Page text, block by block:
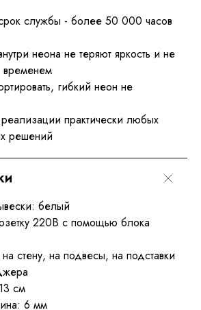
службы - более 50 000 часов
неона не теряют яркость и не
временем
гибкий неон не
практически любых
решений
белый
220В с помощью блока
стену, на подвесы, на подставки
см
6 мм